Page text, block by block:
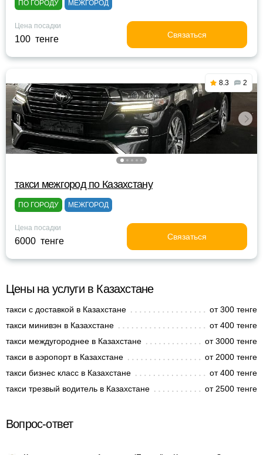
ПО ГОРОДУ МЕЖГОРОД
Цена посадки
100 тенге Связаться
8.3 2
такси межгород по Казахстану
ПО ГОРОДУ МЕЖГОРОД
Цена посадки
6000 тенге Связаться
Цены на услуги в Казахстане
такси с доставкой в Казахстане
от 300 тенге
такси минивэн в Казахстане
от 400 тенге
такси междугороднее в Казахстане
от 3000 тенге
такси в аэропорт в Казахстане
от 2000 тенге
такси бизнес класс в Казахстане
от 400 тенге
такси трезвый водитель в Казахстане
от 2500 тенге
Вопрос-ответ